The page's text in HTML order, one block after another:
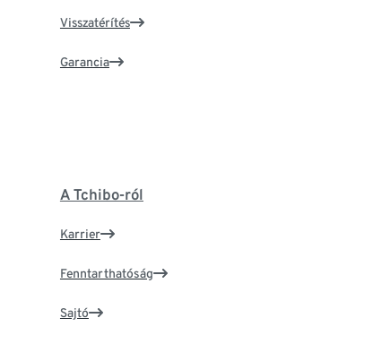
Visszatérítés
Garancia
A Tchibo-ról
Karrier
Fenntarthatóság
Sajtó